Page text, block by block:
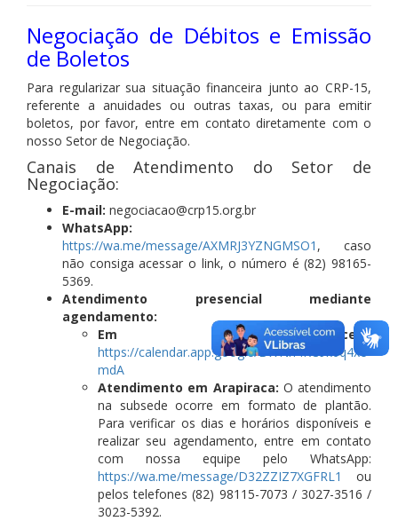
Negociação de Débitos e Emissão
de Boletos
Para regularizar sua situação financeira junto ao CRP-15,
referente a anuidades ou outras taxas, ou para emitir
boletos, por favor, entre em contato diretamente com o
nosso Setor de Negociação.
Canais de Atendimento do Setor de
Negociação:
E-mail: negociacao@crp15.org.br
WhatsApp:
https://wa.me/message/AXMRJ3YZNGMSO1 , caso
não consiga acessar o link, o número é (82) 98165-
5369.
Atendimento presencial mediante
agendamento:
Em Maceió:
https://calendar.app.google/BWNn4KC9k6q4xe
mdA
Atendimento em Arapiraca: O atendimento
na subsede ocorre em formato de plantão.
Para verificar os dias e horários disponíveis e
realizar seu agendamento, entre em contato
com nossa equipe pelo WhatsApp:
https://wa.me/message/D32ZZIZ7XGFRL1
ou
pelos telefones (82) 98115-7073 / 3027-3516 /
3023-5392.